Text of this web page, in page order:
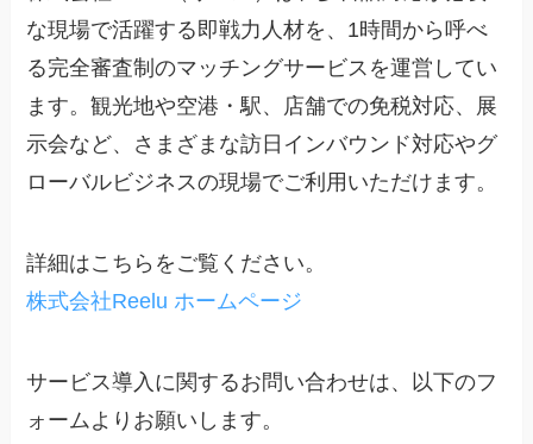
な現場で活躍する即戦力人材を、1時間から呼べ
る完全審査制のマッチングサービスを運営してい
ます。観光地や空港・駅、店舗での免税対応、展
示会など、さまざまな訪日インバウンド対応やグ
ローバルビジネスの現場でご利用いただけます。
詳細はこちらをご覧ください。
株式会社Reelu ホームページ
サービス導入に関するお問い合わせは、以下のフ
ォームよりお願いします。